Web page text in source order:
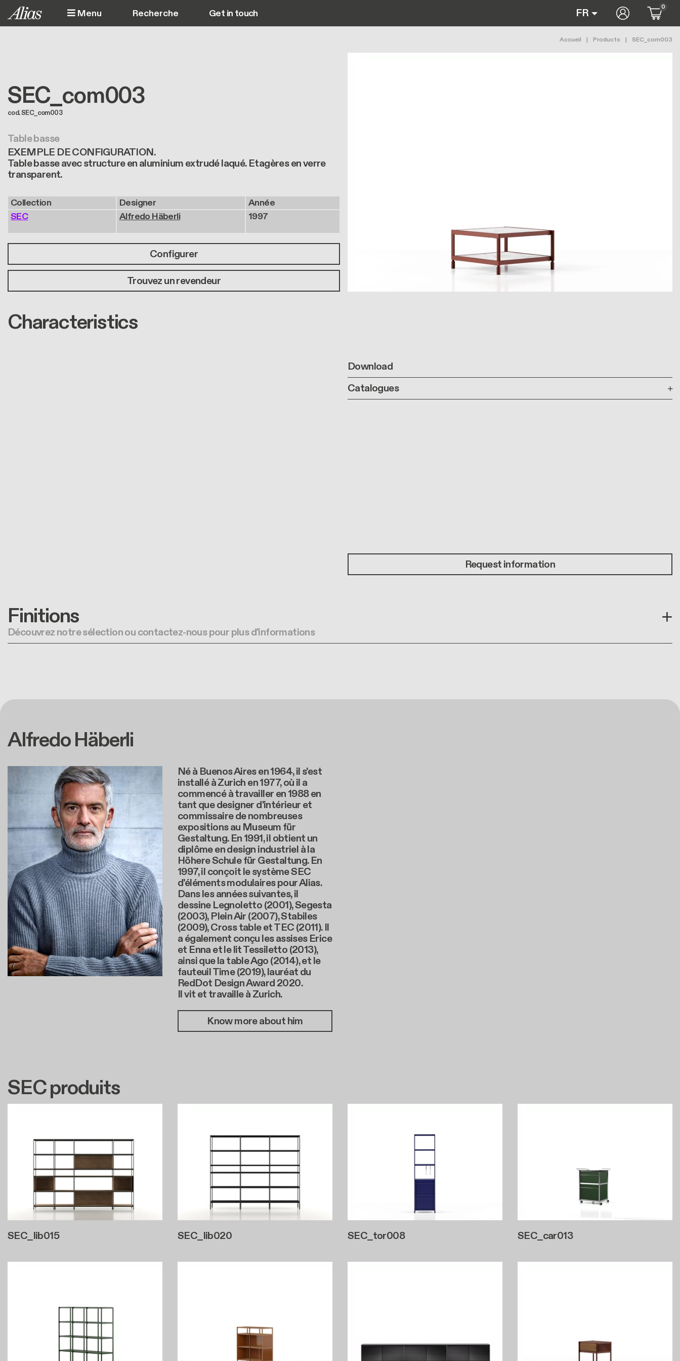
Aller au contenu principal
Menu Main navigation
Get in touch FR User 0
Fil d'Ariane
Accueil Products SEC_com003
SEC_com003
cod. SEC_com003
Table basse
EXEMPLE DE CONFIGURATION.
Table basse avec structure en aluminium extrudé laqué. Etagères en verre
transparent.
Collection
SEC
Designer
Alfredo Häberli
Année
1997
Configurer
Trouvez un revendeur
Characteristics
Download
Catalogues
Request information
Finitions
Découvrez notre sélection ou contactez-nous pour plus d'informations
Alfredo Häberli
Né à Buenos Aires en 1964, il s'est
installé à Zurich en 1977, où il a
commencé à travailler en 1988 en
tant que designer d'intérieur et
commissaire de nombreuses
expositions au Museum für
Gestaltung. En 1991, il obtient un
diplôme en design industriel à la
Höhere Schule für Gestaltung. En
1997, il conçoit le système SEC
d'éléments modulaires pour Alias.
Dans les années suivantes, il
dessine Legnoletto (2001), Segesta
(2003), Plein Air (2007), Stabiles
(2009), Cross table et TEC (2011). Il
a également conçu les assises Erice
et Enna et le lit Tessiletto (2013),
ainsi que la table Ago (2014), et le
fauteuil Time (2019), lauréat du
RedDot Design Award 2020.
Il vit et travaille à Zurich.
Know more about him
SEC produits
SEC_lib015 SEC_lib020 SEC_tor008 SEC_car013